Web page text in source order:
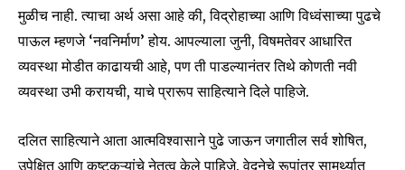
मुळीच नाही. त्याचा अर्थ असा आहे की, विद्रोहाच्या आणि विध्वंसाच्या पुढचे
पाऊल म्हणजे ‘नवनिर्माण’ होय. आपल्याला जुनी, विषमतेवर आधारित
व्यवस्था मोडीत काढायची आहे, पण ती पाडल्यानंतर तिथे कोणती नवी
व्यवस्था उभी करायची, याचे प्रारूप साहित्याने दिले पाहिजे.
दलित साहित्याने आता आत्मविश्वासाने पुढे जाऊन जगातील सर्व शोषित,
उपेक्षित आणि कष्टकऱ्यांचे नेतृत्व केले पाहिजे. वेदनेचे रूपांतर सामर्थ्यात